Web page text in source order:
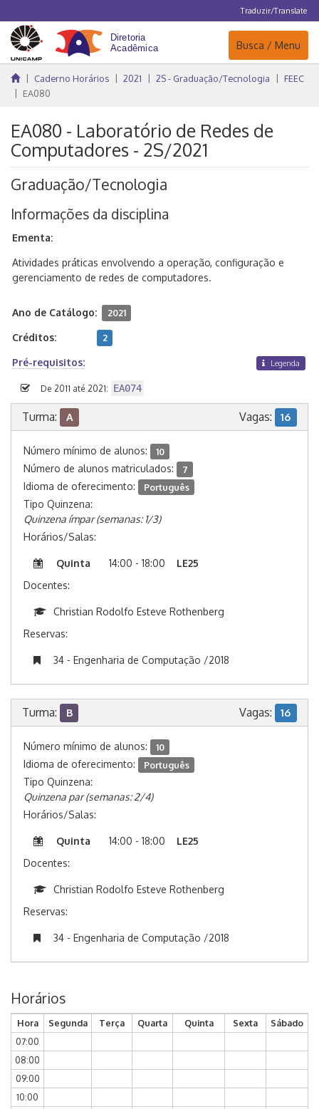
Traduzir/Translate
Navegação
Busca / Menu
Caderno Horários 2021 2S - Graduação/Tecnologia
FEEC
EA080
EA080 - Laboratório de Redes de
Computadores - 2S/2021
Graduação/Tecnologia
Informações da disciplina
Ementa:
Atividades práticas envolvendo a operação, configuração e
gerenciamento de redes de computadores.
Ano de Catálogo: 2021
Créditos: 2
Pré-requisitos: Legenda
De 2011 até 2021: EA074
Turma: A Vagas: 16
Número mínimo de alunos: 10
Número de alunos matriculados: 7
Idioma de oferecimento: Português
Tipo Quinzena:
Quinzena ímpar (semanas: 1/3)
Horários/Salas:
Quinta 14:00 - 18:00
LE25
Docentes:
Christian Rodolfo Esteve Rothenberg
Reservas:
34 - Engenharia de Computação /2018
Turma: B Vagas: 16
Número mínimo de alunos: 10
Idioma de oferecimento: Português
Tipo Quinzena:
Quinzena par (semanas: 2/4)
Horários/Salas:
Quinta 14:00 - 18:00
LE25
Docentes:
Christian Rodolfo Esteve Rothenberg
Reservas:
34 - Engenharia de Computação /2018
Horários
Hora Segunda Terça Quarta Quinta Sexta
Sábado
07:00
08:00
09:00
10:00